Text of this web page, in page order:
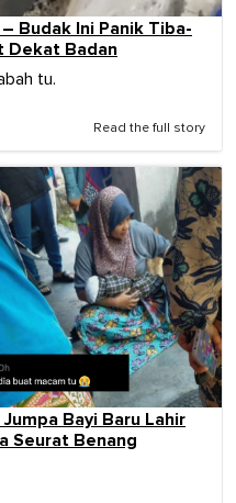
Budak Ini Panik Tiba-
Dekat Badan
tu.
Read the full story
Bayi Baru Lahir
Seurat Benang